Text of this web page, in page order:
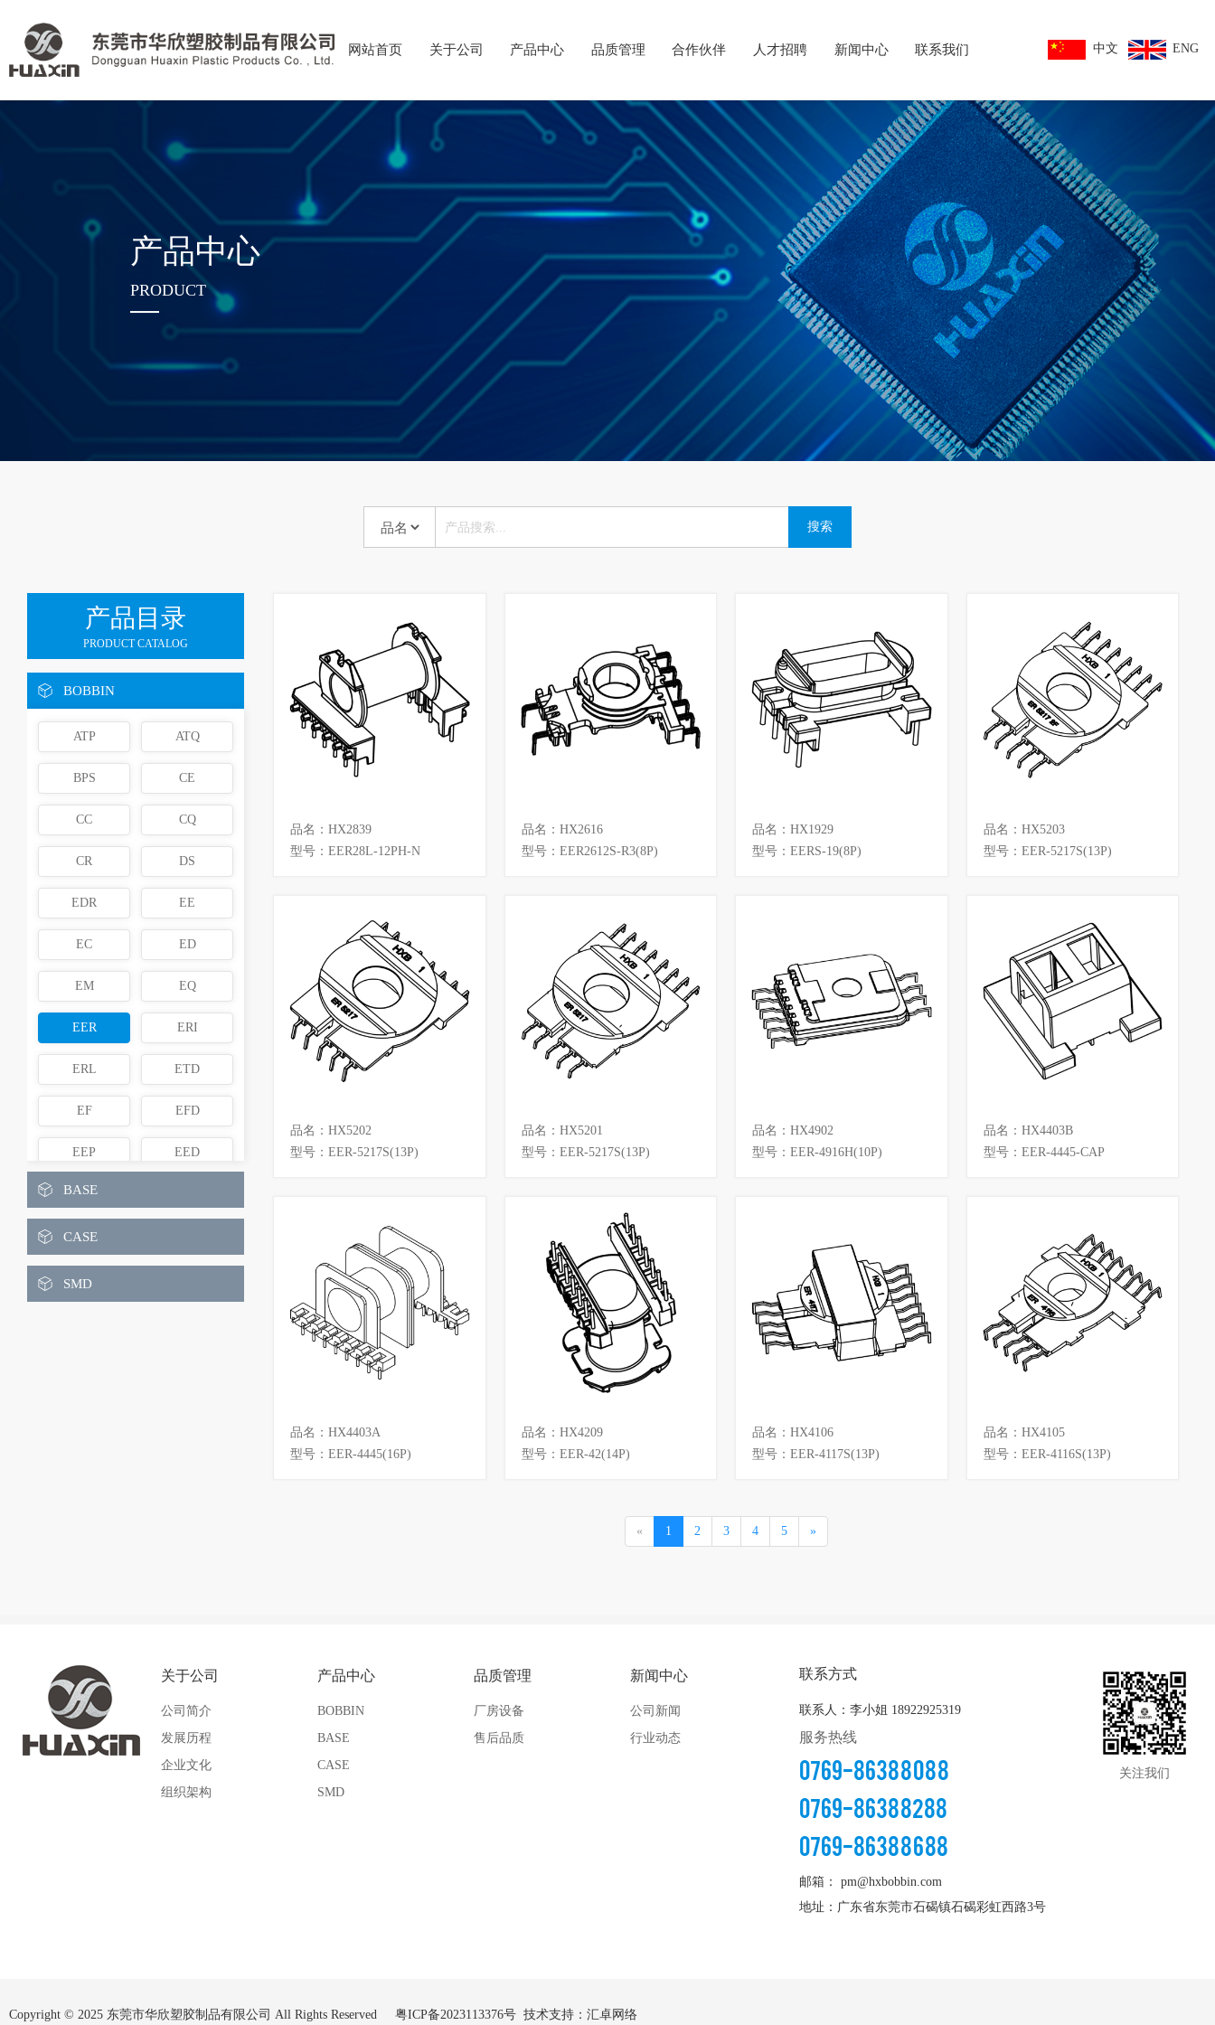
网站首页 关于公司 产品中心 品质管理 合作伙伴 人才招聘 新闻中心 联系我们 中文 ENG
产品中心
PRODUCT
产品目录
PRODUCT CATALOG
BOBBIN
ATP ATQ
BPS CE
CC CQ
CR DS
EDR EE
EC ED
EM EQ
EER ERI
ERL ETD
EF EFD
EEP EED
EI
ET
EIW
SQ
QPI VP
BASE
CASE
SMD
品名：HX2839
型号：EER28L-12PH-N
品名：HX2616
型号：EER2612S-R3(8P)
品名：HX1929
型号：EERS-19(8P)
品名：HX5203
型号：EER-5217S(13P)
品名：HX5202
型号：EER-5217S(13P)
品名：HX5201
型号：EER-5217S(13P)
品名：HX4902
型号：EER-4916H(10P)
品名：HX4403B
型号：EER-4445-CAP
品名：HX4403A
型号：EER-4445(16P)
品名：HX4209
型号：EER-42(14P)
品名：HX4106
型号：EER-4117S(13P)
品名：HX4105
型号：EER-4116S(13P)
« 1 2 3 4 5 »
关于公司
公司简介
发展历程
企业文化
组织架构
产品中心
BOBBIN
BASE
CASE
SMD
品质管理
厂房设备
售后品质
新闻中心
公司新闻
行业动态
联系方式
联系人：李小姐 18922925319
服务热线
0769-86388088
0769-86388288
0769-86388688
邮箱：
pm@hxbobbin.com
地址：广东省东莞市石碣镇石碣彩虹西路3号
关注我们
Copyright © 2025 东莞市华欣塑胶制品有限公司 All Rights Reserved 粤ICP备2023113376号 技术支持：汇卓网络